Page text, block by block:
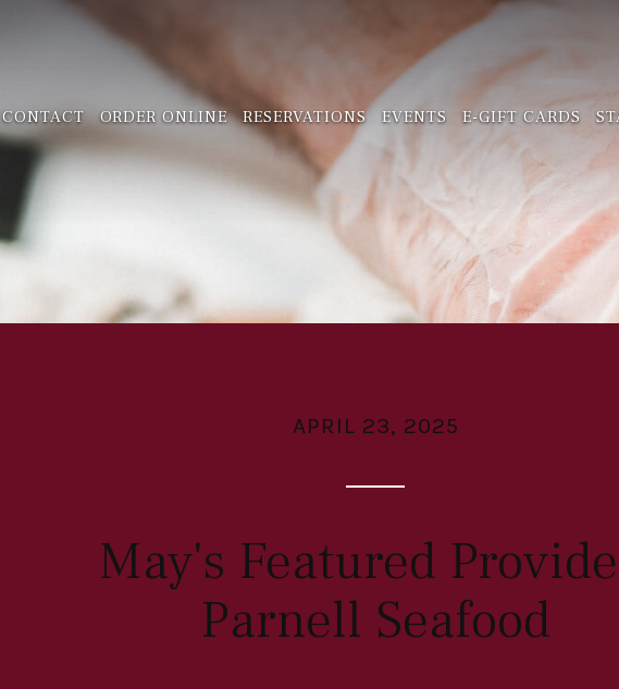
CONTACT ORDER ONLINE RESERVATIONS EVENTS E-GIFT CARDS
APRIL 23, 2025
May's Featured
Parnell Seafood